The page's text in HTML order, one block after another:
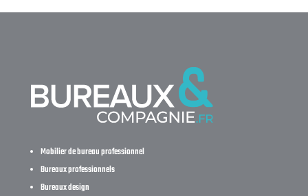
Mobilier de bureau professionnel
Bureaux professionnels
Bureaux design